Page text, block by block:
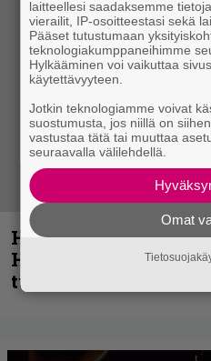
Helloween- ja
Hansen julkaisi
tulevalta soololevyltä
laitteellesi saadaksemme
vierailit, IP-osoitteestasi sekä
Pääset tutustumaan
teknologiakumppaneihimme
Hylkääminen voi vaikuttaa
käytettävyyteen.
Jotkin teknologiamme voivat
suostumusta, jos niillä on
vastustaa tätä tai muuttaa
seuraavalla välilehdellä.
Omat